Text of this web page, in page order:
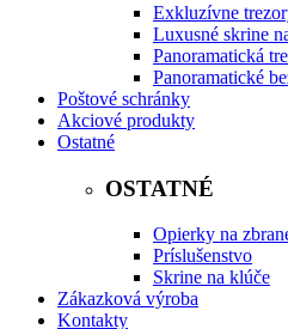
Exkluzívne
Luxusné skrine
Panoramatická
Panoramatické
Poštové schránky
Akciové produkty
Ostatné
OSTATNÉ
Opierky na
Príslušenstvo
Skrine na klúče
Zákazková výroba
Kontakty